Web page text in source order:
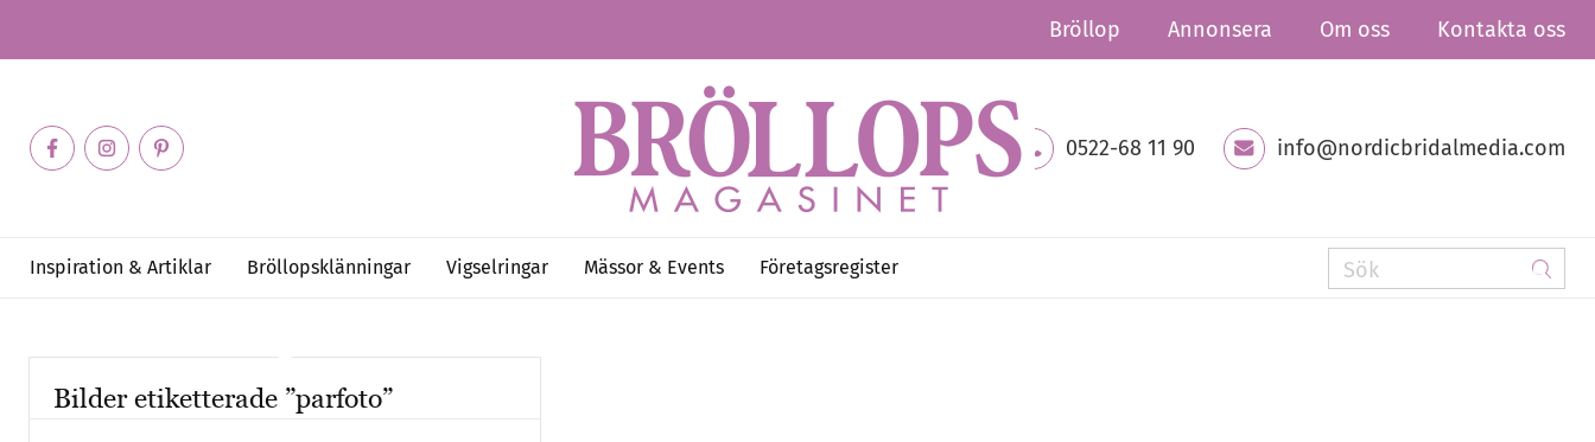
Bröllop Annonsera Om oss Kontakta oss
0522-68 11 90 info@nordicbridalmedia.com
Inspiration & Artiklar Bröllopsklänningar Vigselringar Mässor & Events Företagsregister
Bilder etiketterade ”parfoto”